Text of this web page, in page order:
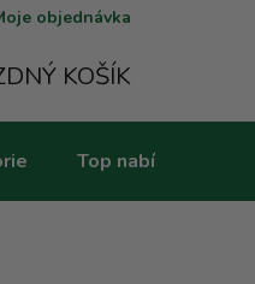
objednávka
KOŠÍK
Top nabídky